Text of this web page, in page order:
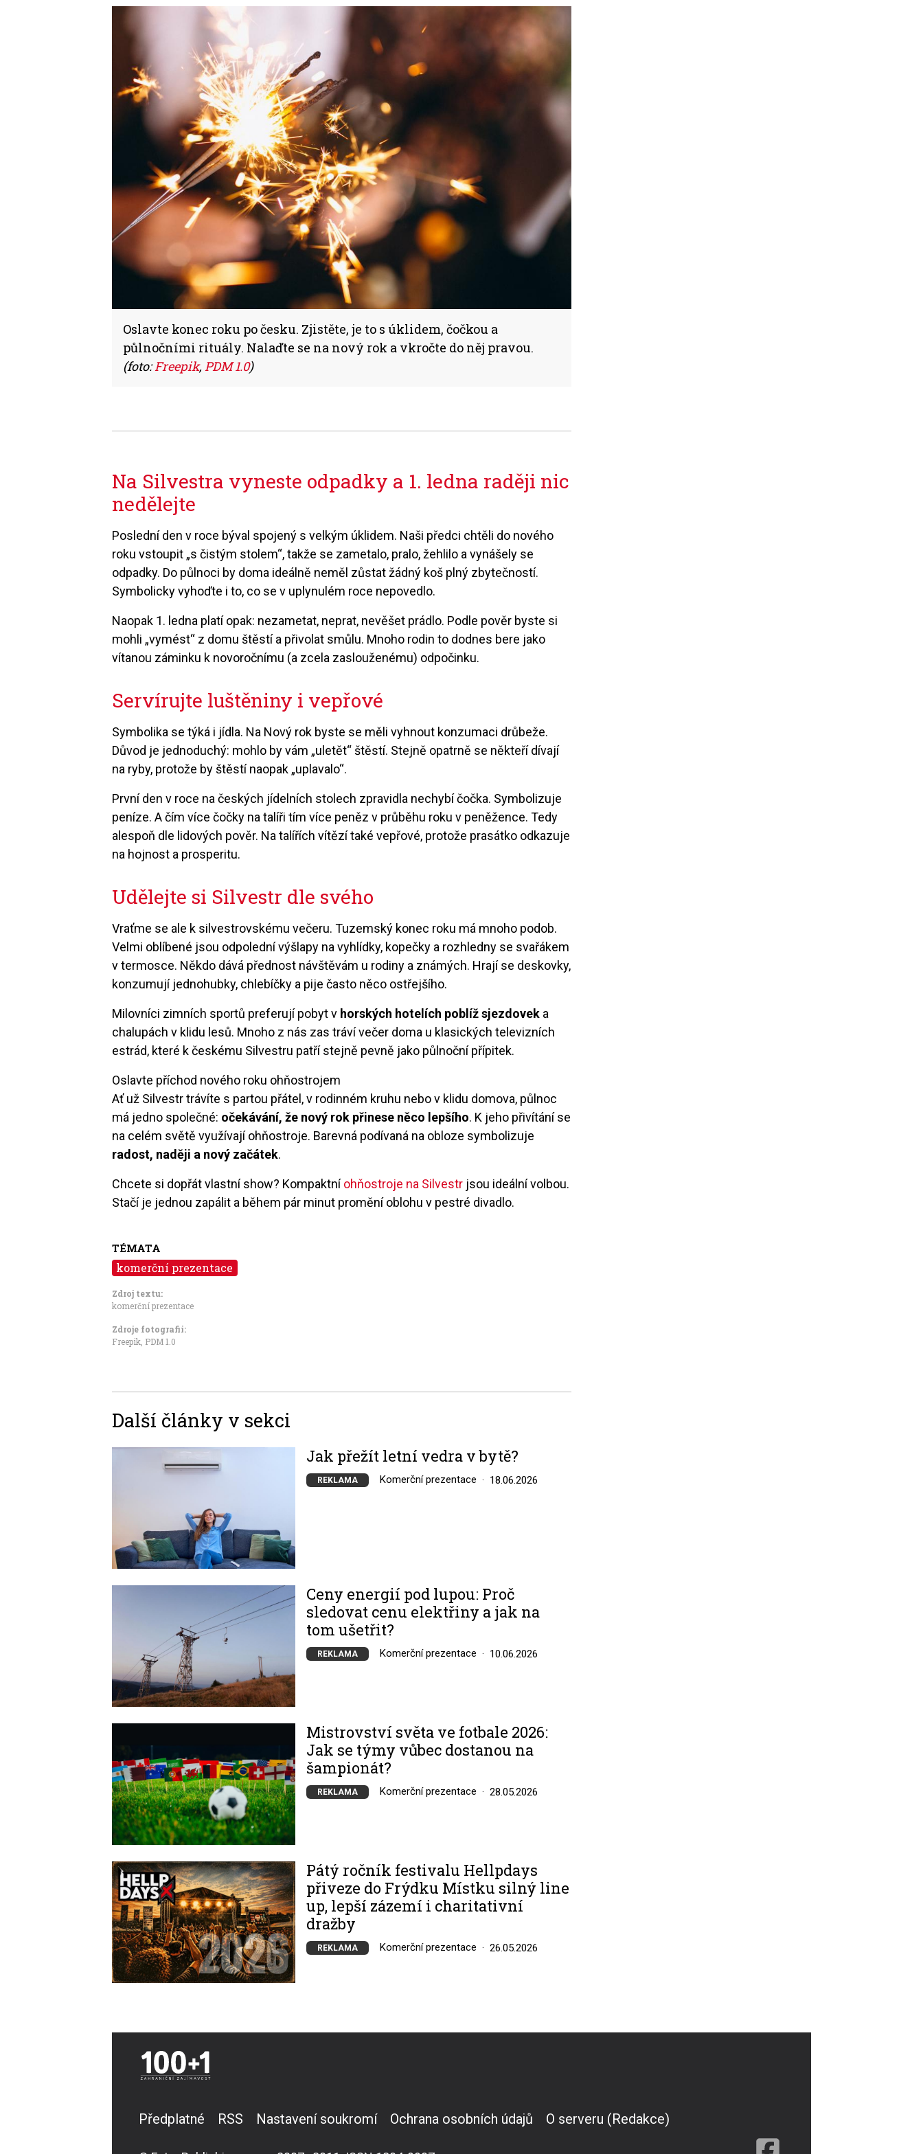
Oslavte konec roku po česku. Zjistěte, je to s úklidem, čočkou a
půlnočními rituály. Nalaďte se na nový rok a vkročte do něj pravou.
(foto:Freepik,PDM 1.0)
Na Silvestra vyneste odpadky a 1. ledna raději nic
nedělejte
Poslední den v roce býval spojený s velkým úklidem. Naši předci chtěli do nového
roku vstoupit „s čistým stolem“, takže se zametalo, pralo, žehlilo a vynášely se
odpadky. Do půlnoci by doma ideálně neměl zůstat žádný koš plný zbytečností.
Symbolicky vyhoďte i to, co se v uplynulém roce nepovedlo.
Naopak 1. ledna platí opak: nezametat, neprat, nevěšet prádlo. Podle pověr byste si
mohli „vymést“ z domu štěstí a přivolat smůlu. Mnoho rodin to dodnes bere jako
vítanou záminku k novoročnímu (a zcela zaslouženému) odpočinku.
Servírujte luštěniny i vepřové
Symbolika se týká i jídla. Na Nový rok byste se měli vyhnout konzumaci drůbeže.
Důvod je jednoduchý: mohlo by vám „uletět“ štěstí. Stejně opatrně se někteří dívají
na ryby, protože by štěstí naopak „uplavalo“.
První den v roce na českých jídelních stolech zpravidla nechybí čočka. Symbolizuje
peníze. A čím více čočky na talíři tím více peněz v průběhu roku v peněžence. Tedy
alespoň dle lidových pověr. Na talířích vítězí také vepřové, protože prasátko odkazuje
na hojnost a prosperitu.
Udělejte si Silvestr dle svého
Vraťme se ale k silvestrovskému večeru. Tuzemský konec roku má mnoho podob.
Velmi oblíbené jsou odpolední výšlapy na vyhlídky, kopečky a rozhledny se svařákem
v termosce. Někdo dává přednost návštěvám u rodiny a známých. Hrají se deskovky,
konzumují jednohubky, chlebíčky a pije často něco ostřejšího.
Milovníci zimních sportů preferují pobyt v horských hotelích poblíž sjezdovek a
chalupách v klidu lesů. Mnoho z nás zas tráví večer doma u klasických televizních
estrád, které k českému Silvestru patří stejně pevně jako půlnoční přípitek.
Oslavte příchod nového roku ohňostrojem
Ať už Silvestr trávíte s partou přátel, v rodinném kruhu nebo v klidu domova, půlnoc
má jedno společné: očekávání, že nový rok přinese něco lepšího. K jeho přivítání se
na celém světě využívají ohňostroje. Barevná podívaná na obloze symbolizuje
radost, naději a nový začátek.
Chcete si dopřát vlastní show? Kompaktníohňostroje na Silvestr jsou ideální volbou.
Stačí je jednou zapálit a během pár minut promění oblohu v pestré divadlo.
TÉMATA
komerční prezentace
Zdroj textu:
komerční prezentace
Zdroje fotografii:
Freepik PDM 1.0
Další články v sekci
Jak přežít letní vedra v bytě?
REKLAMA Komerční prezentace 18.06.2026
Ceny energií pod lupou: Proč
sledovat cenu elektřiny a jak na
tom ušetřit?
REKLAMA Komerční prezentace 10.06.2026
Mistrovství světa ve fotbale 2026:
Jak se týmy vůbec dostanou na
šampionát?
REKLAMA Komerční prezentace 28.05.2026
Image
Pátý ročník festivalu Hellpdays
přiveze do Frýdku Místku silný line
up, lepší zázemí i charitativní
dražby
REKLAMA Komerční prezentace 26.05.2026
Předplatné RSS Nastavení soukromí Ochrana osobních údajů O serveru (Redakce)